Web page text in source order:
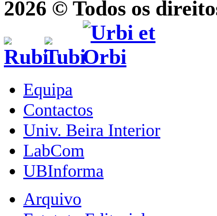
2026 © Todos os
Equipa
Contactos
Univ. Beira Interior
LabCom
UBInforma
Arquivo